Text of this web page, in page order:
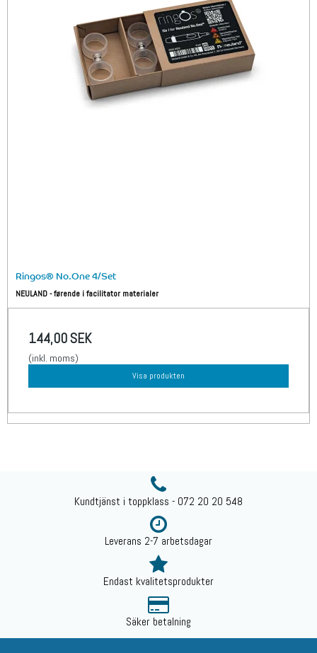
Ringos® No.One 4/Set
NEULAND - førende i facilitator materialer
144,00 SEK
(inkl. moms)
Visa produkten
Kundtjänst i toppklass - 072 20 20 548
Leverans 2-7 arbetsdagar
Endast kvalitetsprodukter
Säker betalning